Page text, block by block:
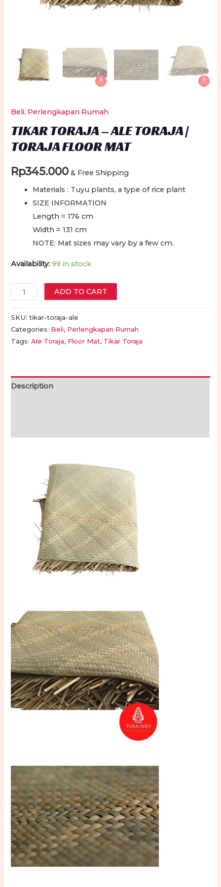
Beli, Perlengkapan Rumah
TIKAR TORAJA – ALE TORAJA |
TORAJA FLOOR MAT
Rp345.000 & Free Shipping
Materials : Tuyu plants, a type of rice plant
SIZE INFORMATION
Length = 176 cm
Width = 131 cm
NOTE: Mat sizes may vary by a few cm.
Availability: 99 in stock
Tikar
Toraja
-
Ale
Toraja
Floor
ADD TO CART
SKU:tikar-toraja-ale
Categories: Beli, Perlengkapan Rumah
Tags:Ale Toraja, Floor Mat, Tikar Toraja
Description